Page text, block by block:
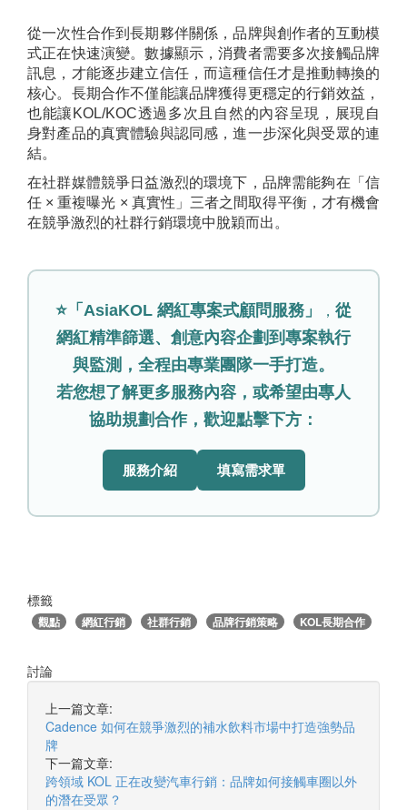
從一次性合作到長期夥伴關係，品牌與創作者的互動模
式正在快速演變。數據顯示，消費者需要多次接觸品牌
訊息，才能逐步建立信任，而這種信任才是推動轉換的
核心。長期合作不僅能讓品牌獲得更穩定的行銷效益，
也能讓KOL/KOC透過多次且自然的內容呈現，展現自
身對產品的真實體驗與認同感，進一步深化與受眾的連
結。
在社群媒體競爭日益激烈的環境下，品牌需能夠在「信
任 × 重複曝光 × 真實性」三者之間取得平衡，才有機會
在競爭激烈的社群行銷環境中脫穎而出。
⭐「AsiaKOL 網紅專案式顧問服務」 ， 從
網紅精準篩選、創意內容企劃到專案執行
與監測，全程由專業團隊一手打造。
若您想了解更多服務內容，或希望由專人
協助規劃合作，歡迎點擊下方：
服務介紹 填寫需求單
標籤
觀點 網紅行銷 社群行銷 品牌行銷策略 KOL長期合作
討論
上一篇文章:
Cadence 如何在競爭激烈的補水飲料市場中打造強勢品
牌
下一篇文章:
跨領域 KOL 正在改變汽車行銷：品牌如何接觸車圈以外
的潛在受眾？